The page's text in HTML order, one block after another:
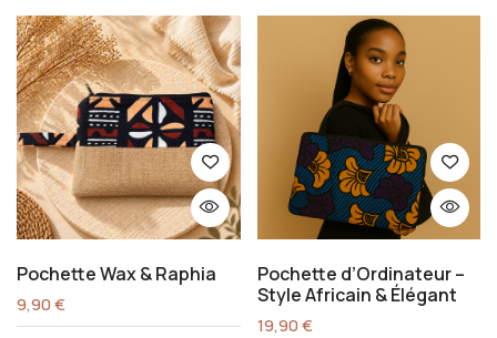
Pochette Wax & Raphia
9,90€
Pochette d’Ordinateur –
Style Africain & Élégant
19,90€